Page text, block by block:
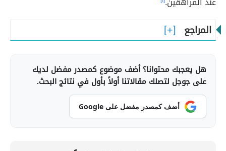
المراجع
هل يعجبك محتوانا؟ أضف موضوع كمصدر مفضل لديك
على جوجل لتصلك مقالاتنا أولاً بأول في نتائج البحث.
أضف كمصدر مفضل على Google